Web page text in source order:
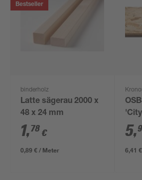
Bestseller
binderholz
Latte sägerau 2000 x
48 x 24 mm
1,78 €
0,89 € / Meter
634
5,
6,41